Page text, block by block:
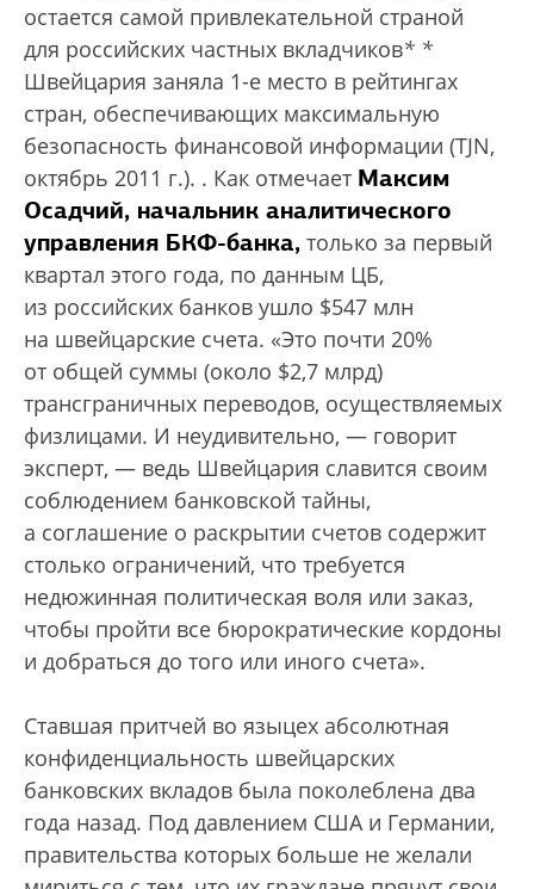
остается самой привлекательной страной
для российских частных вкладчиков* *
Швейцария заняла 1-е место в рейтингах
стран, обеспечивающих максимальную
безопасность финансовой информации (TJN,
октябрь 2011 г.). . Как отмечает Максим
Осадчий, начальник аналитического
управления БКФ-банка, только за первый
квартал этого года, по данным ЦБ,
из российских банков ушло $547 млн
на швейцарские счета. «Это почти 20%
от общей суммы (около $2,7 млрд)
трансграничных переводов, осуществляемых
физлицами. И неудивительно, — говорит
эксперт, — ведь Швейцария славится своим
соблюдением банковской тайны,
а соглашение о раскрытии счетов содержит
столько ограничений, что требуется
недюжинная политическая воля или заказ,
чтобы пройти все бюрократические кордоны
и добраться до того или иного счета».
Ставшая притчей во языцех абсолютная
конфиденциальность швейцарских
банковских вкладов была поколеблена два
года назад. Под давлением США и Германии,
правительства которых больше не желали